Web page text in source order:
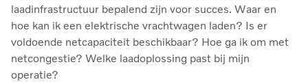
laadinfrastructuur bepalend zijn voor succes. Waar en
hoe kan ik een elektrische vrachtwagen laden? Is er
voldoende netcapaciteit beschikbaar? Hoe ga ik om met
netcongestie? Welke laadoplossing past bij mijn
operatie?